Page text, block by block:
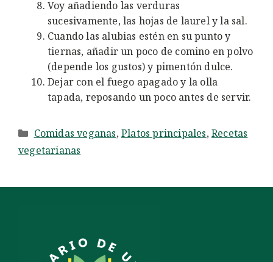
Voy añadiendo las verduras
sucesivamente, las hojas de laurel y la sal.
Cuando las alubias estén en su punto y
tiernas, añadir un poco de comino en polvo
(depende los gustos) y pimentón dulce.
Dejar con el fuego apagado y la olla
tapada, reposando un poco antes de servir.
Categorías
Comidas veganas,Platos principales,Recetas
vegetarianas